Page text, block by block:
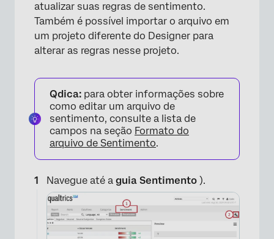
atualizar suas regras de sentimento.
Também é possível importar o arquivo em
um projeto diferente do Designer para
alterar as regras nesse projeto.
Qdica: para obter informações sobre
como editar um arquivo de
sentimento, consulte a lista de
campos na seção Formato do
arquivo de Sentimento.
Navegue até a guia Sentimento ).